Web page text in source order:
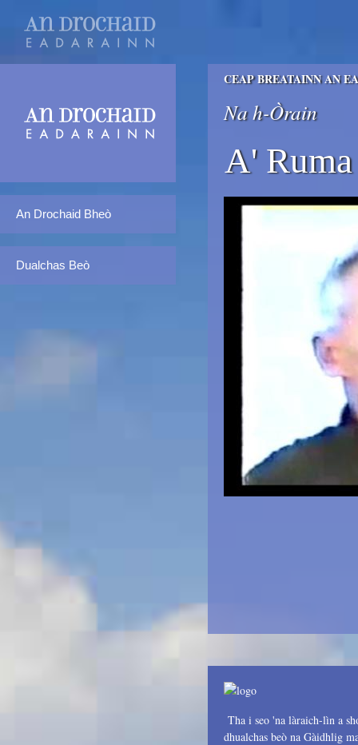
An Drochaid Bheò
Dualchas Beò
CEAP BREATAINN AN
Na h-Òrain
A'
Tha i seo 'na làraich-lìn a
dhualchas beò na Gàidhlig